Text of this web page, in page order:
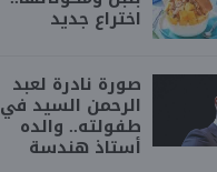
اختراع جديد
صورة نادرة لعبد
الرحمن السيد في
طفولته.. والده
أستاذ هندسة